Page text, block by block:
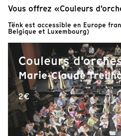
Vous offrez «Couleurs
Tënk est accessible en Europe
Belgique et Luxembourg)
Couleurs
Marie-Claude
2€